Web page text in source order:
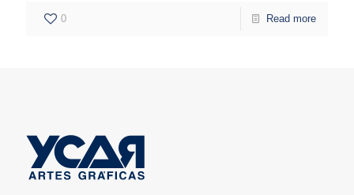
0 Read more